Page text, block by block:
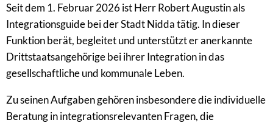
Seit dem 1. Februar 2026 ist Herr Robert Augustin als
Integrationsguide bei der Stadt Nidda tätig. In dieser
Funktion berät, begleitet und unterstützt er anerkannte
Drittstaatsangehörige bei ihrer Integration in das
gesellschaftliche und kommunale Leben.
Zu seinen Aufgaben gehören insbesondere die individuelle
Beratung in integrationsrelevanten Fragen, die